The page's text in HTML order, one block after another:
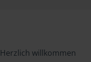
Herzlich willkommen